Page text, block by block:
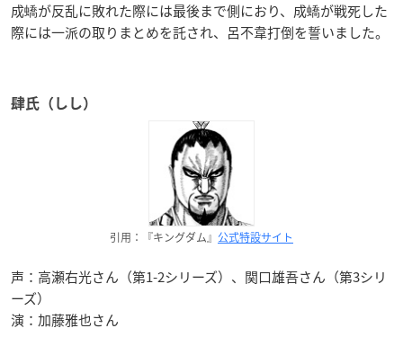
成蟜が反乱に敗れた際には最後まで側におり、成蟜が戦死した
際には一派の取りまとめを託され、呂不韋打倒を誓いました。
肆氏（しし）
引用：『キングダム』 公式特設サイト
声：高瀬右光さん（第1-2シリーズ）、関口雄吾さん（第3シリ
ーズ）
演：加藤雅也さん